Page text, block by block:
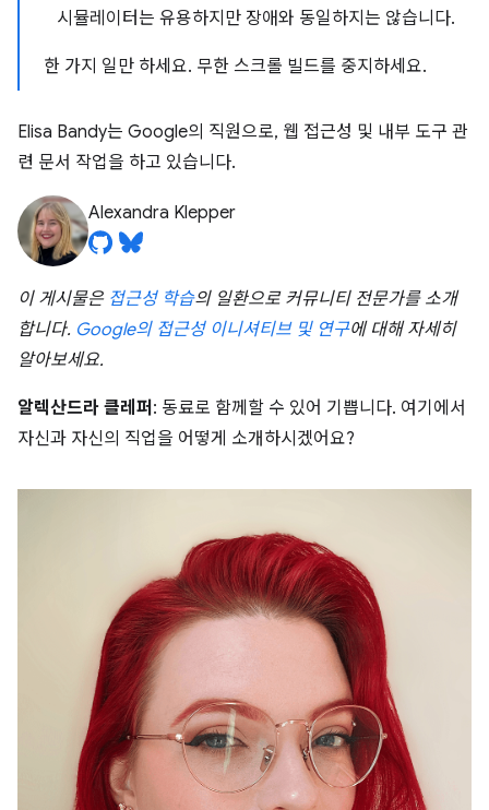
시뮬레이터는 유용하지만 장애와 동일하지는 않습니다.
한 가지 일만 하세요. 무한 스크롤 빌드를 중지하세요.
Elisa Bandy는 Google의 직원으로, 웹 접근성 및 내부 도구 관
련 문서 작업을 하고 있습니다.
Alexandra Klepper
이 게시물은 접근성 학습의 일환으로 커뮤니티 전문가를 소개
합니다. Google의 접근성 이니셔티브 및 연구에 대해 자세히
알아보세요.
알렉산드라 클레퍼 : 동료로 함께할 수 있어 기쁩니다. 여기에서
자신과 자신의 직업을 어떻게 소개하시겠어요?